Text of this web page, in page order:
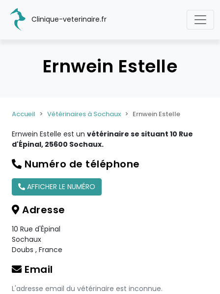
Clinique-veterinaire.fr
Ernwein Estelle
Accueil Vétérinaires à Sochaux Ernwein Estelle
Ernwein Estelle est un vétérinaire se situant 10 Rue
d'Épinal, 25600 Sochaux.
Numéro de téléphone
AFFICHER LE NUMÉRO
Adresse
10 Rue d'Épinal
Sochaux
Doubs , France
Email
L'adresse email du vétérinaire est inconnue.